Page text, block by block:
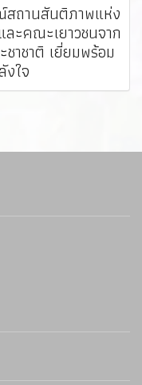
ถานสันติภาพแห่ง
ะคณะเยาวชนจาก
าชาติ เยี่ยมพร้อม
ใจ